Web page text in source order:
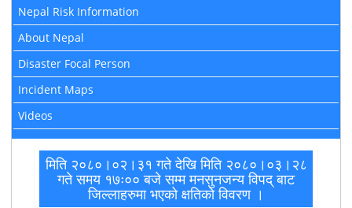
Nepal Risk Information
About Nepal
Disaster Focal Person
Incident Maps
Videos
मिति २०८०।०२।३१ गते देखि मिति २०८०।०३।२८
गते समय १७ः०० बजे सम्म मनसुनजन्य विपद् बाट
जिल्लाहरुमा भएको क्षतिको विवरण ।